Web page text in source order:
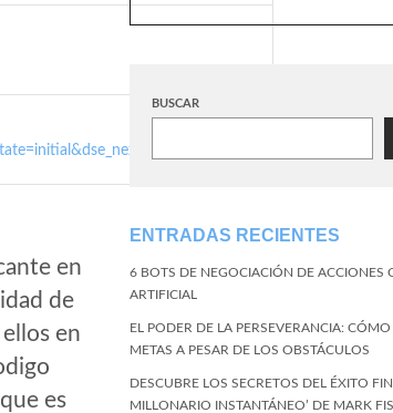
en
de
en
es
BUSCAR
ENTRADAS RECIENTES
6 BOTS DE NEGOCIACIÓN DE ACCIONES
ARTIFICIAL
EL PODER DE LA PERSEVERANCIA:
METAS A PESAR DE LOS OBSTÁCULOS
DESCUBRE LOS SECRETOS DEL ÉXITO
MILLONARIO INSTANTÁNEO’ DE MARK